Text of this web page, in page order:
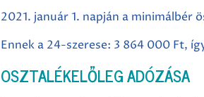
2021. január 1. napján a minimálbér
Ennek a 24-szerese: 3 864 000 Ft,
OSZTALÉKELŐLEG ADÓZÁSA